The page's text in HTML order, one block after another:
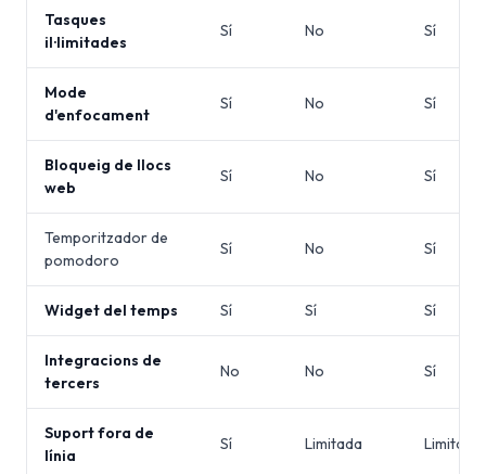
Tasques
il·limitades
Sí No Sí
Mode
d'enfocament
Sí No Sí
Bloqueig de llocs
web
Sí No Sí
Temporitzador de
pomodoro
Sí No Sí
Widget del temps Sí Sí Sí
Integracions de
tercers
No No Sí
Suport fora de
línia
Sí Limitada Limitada